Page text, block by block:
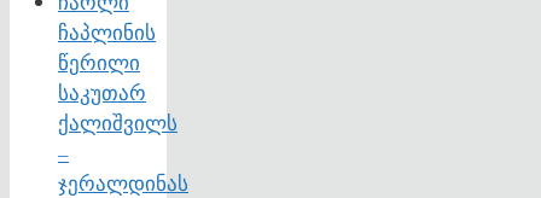
ჩაპლინის
წერილი
საკუთარ
ქალიშვილს
–
ჯერალდინას